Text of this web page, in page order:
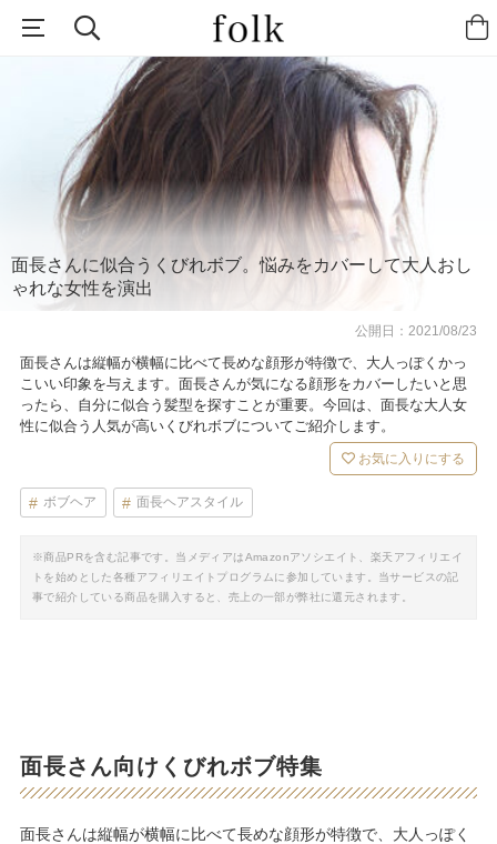
面長さんに似合うくびれボブ。悩みをカバーして大人おし
ゃれな女性を演出
公開日：2021/08/23
面長さんは縦幅が横幅に比べて長めな顔形が特徴で、大人っぽくかっ
こいい印象を与えます。面長さんが気になる顔形をカバーしたいと思
ったら、自分に似合う髪型を探すことが重要。今回は、面長な大人女
性に似合う人気が高いくびれボブについてご紹介します。
お気に入りにする
ボブヘア 面長ヘアスタイル
※商品PRを含む記事です。当メディアはAmazonアソシエイト、楽天アフィリエイ
トを始めとした各種アフィリエイトプログラムに参加しています。当サービスの記
事で紹介している商品を購入すると、売上の一部が弊社に還元されます。
面長さん向けくびれボブ特集
面長さんは縦幅が横幅に比べて長めな顔形が特徴で、大人っぽく